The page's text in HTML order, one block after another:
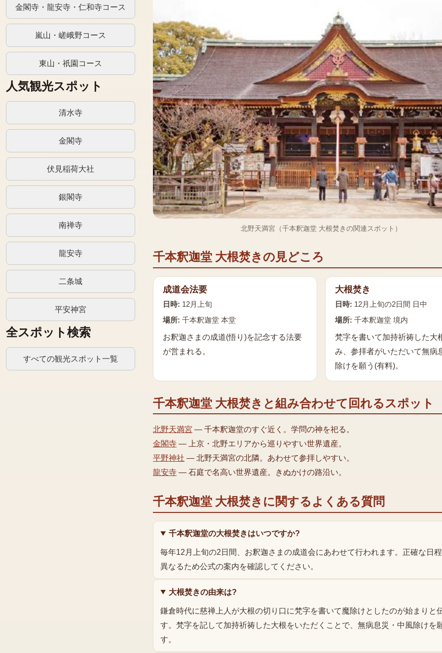
金閣寺・龍安寺・仁和寺コース
嵐山・嵯峨野コース
東山・祇園コース
人気観光スポット
清水寺
金閣寺
伏見稲荷大社
銀閣寺
南禅寺
龍安寺
二条城
平安神宮
全スポット検索
すべての観光スポット一覧
北野天満宮（千本釈迦堂 大根焚きの関連スポット）
千本釈迦堂 大根焚き の見どころ
成道会法要
日時: 12月上旬
場所: 千本釈迦堂 本堂
お釈迦さまの成道(悟り)を記念する法要
が営まれる。
大根焚き
日時: 12月上旬の2日間 日中
場所: 千本釈迦堂 境内
梵字を書いて加持祈祷した大
み、参拝者がいただいて無病
除けを願う(有料)。
千本釈迦堂 大根焚き と組み合わせて回れるスポット
北野天満宮 — 千本釈迦堂のすぐ近く。学問の神を祀る。
金閣寺 —
上京・北野エリアから巡りやすい世界遺産。
平野神社 — 北野天満宮の北隣。あわせて参拝しやすい。
龍安寺 — 石庭で名高い世界遺産。きぬかけの路沿い。
千本釈迦堂 大根焚き に関するよくある質問
千本釈迦堂の大根焚きはいつですか?
毎年12月上旬の2日間、お釈迦さまの成道会にあわせて行われます。正確な日
異なるため公式の案内を確認してください。
大根焚きの由来は?
鎌倉時代に慈禅上人が大根の切り口に梵字を書いて魔除けとしたのが始まりと
す。梵字を記して加持祈祷した大根をいただくことで、無病息災・中風除けを
す。